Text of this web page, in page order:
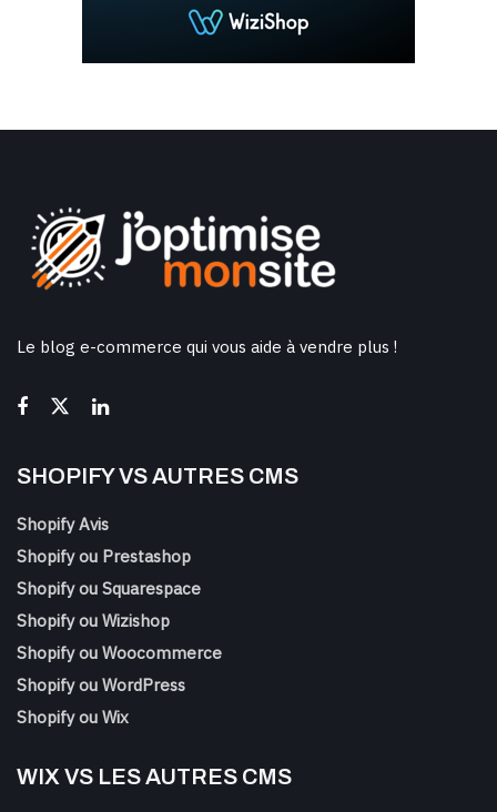
Le blog e-commerce qui vous aide à vendre plus !
SHOPIFY VS AUTRES CMS
Shopify Avis
Shopify ou Prestashop
Shopify ou Squarespace
Shopify ou Wizishop
Shopify ou Woocommerce
Shopify ou WordPress
Shopify ou Wix
WIX VS LES AUTRES CMS